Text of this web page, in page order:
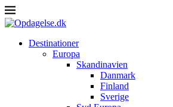
Destinationer
Europa
Skandinavien
Danmark
Finland
Sverige